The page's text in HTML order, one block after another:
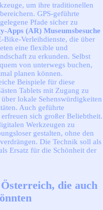
um ihre traditionellen
GPS-geführte
Pfade sicher zu
Apps (AR) Museumsbesuche
Bike-Verleihdienste, die über
eine flexible und
zu erkunden. Selbst
von unterwegs buchen,
planen können.
Beispiele für diese
Tablets mit Zugang zu
lokale Sehenswürdigkeiten
Auch geführte
erfreuen sich großer Beliebtheit.
Werkzeugen zu
gestalten, ohne den
Die Technik soll als
Ersatz für die Schönheit der
die auch